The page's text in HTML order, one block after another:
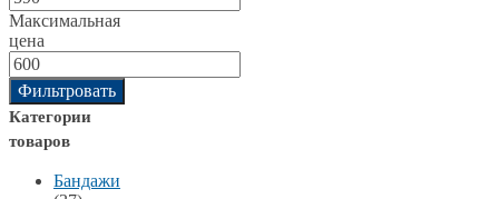
Максимальная
цена
Фильтровать
Категории
товаров
Бандажи